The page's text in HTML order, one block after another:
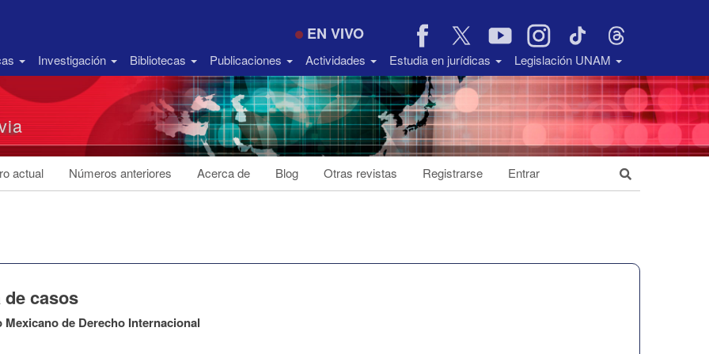
EN VIVO
Investigación Bibliotecas Publicaciones Actividades Estudia en jurídicas Legislación UNAM
actual Números anteriores Acerca de Blog Otras revistas Registrarse Entrar
de casos
Mexicano de Derecho Internacional